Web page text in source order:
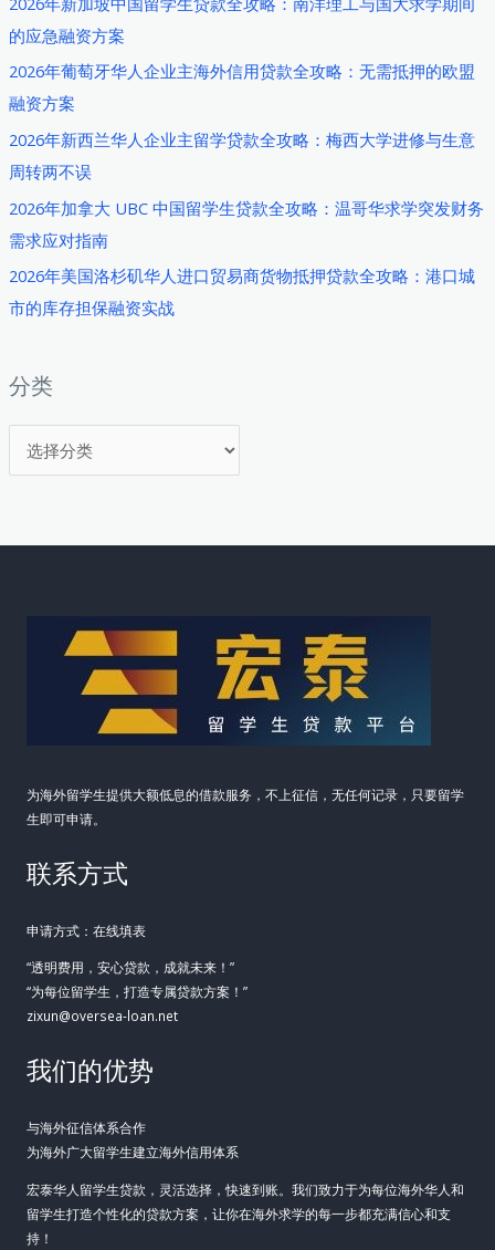
的应急融资方案
2026年葡萄牙华人企业主海外信用贷款全攻略：无需抵押的欧盟
融资方案
2026年新西兰华人企业主留学贷款全攻略：梅西大学进修与生意
周转两不误
2026年加拿大 UBC 中国留学生贷款全攻略：温哥华求学突发财务
需求应对指南
2026年美国洛杉矶华人进口贸易商货物抵押贷款全攻略：港口城
市的库存担保融资实战
分类
类
为海外留学生提供大额低息的借款服务，不上征信，无任何记录，只要留学
生即可申请。
联系方式
申请方式：在线填表
“透明费用，安心贷款，成就未来！”
“为每位留学生，打造专属贷款方案！”
zixun@oversea-loan.net
我们的优势
与海外征信体系合作
为海外广大留学生建立海外信用体系
宏泰华人留学生贷款，灵活选择，快速到账。我们致力于为每位海外华人和
留学生打造个性化的贷款方案，让你在海外求学的每一步都充满信心和支
持！